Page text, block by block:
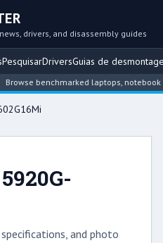
drivers, and disassembly guides
PesquisarDriversGuias de
Browse benchmarked laptops, notebook
and photo